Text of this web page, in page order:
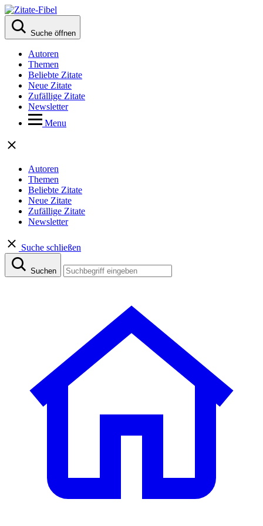
Suche öffnen
Autoren
Themen
Beliebte Zitate
Neue Zitate
Zufällige Zitate
Newsletter
Menu
Autoren
Themen
Beliebte Zitate
Neue Zitate
Zufällige Zitate
Newsletter
Suche schließen
Suchen